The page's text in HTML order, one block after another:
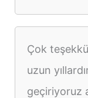
Çok
uzun
geçiriyoruz